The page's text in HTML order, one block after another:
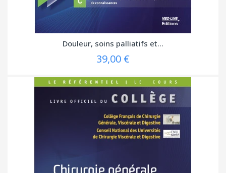
Douleur, soins palliatifs et...
39,00 €